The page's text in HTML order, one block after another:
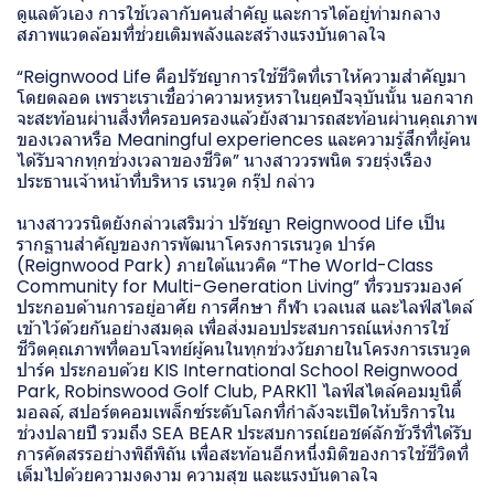
ดูแลตัวเอง การใช้เวลากับคนสำคัญ และการได้อยู่ท่ามกลาง
สภาพแวดล้อมที่ช่วยเติมพลังและสร้างแรงบันดาลใจ
“Reignwood Life คือปรัชญาการใช้ชีวิตที่เราให้ความสำคัญมา
โดยตลอด เพราะเราเชื่อว่าความหรูหราในยุคปัจจุบันนั้น นอกจาก
จะสะท้อนผ่านสิ่งที่ครอบครองแล้วยังสามารถสะท้อนผ่านคุณภาพ
ของเวลาหรือ Meaningful experiences และความรู้สึกที่ผู้คน
ได้รับจากทุกช่วงเวลาของชีวิต” นางสาววรพนิต รวยรุ่งเรือง
ประธานเจ้าหน้าที่บริหาร เรนวูด กรุ๊ป กล่าว
นางสาววรนิตยังกล่าวเสริมว่า ปรัชญา Reignwood Life เป็น
รากฐานสำคัญของการพัฒนาโครงการเรนวูด ปาร์ค
(Reignwood Park) ภายใต้แนวคิด “The World-Class
Community for Multi-Generation Living” ที่รวบรวมองค์
ประกอบด้านการอยู่อาศัย การศึกษา กีฬา เวลเนส และไลฟ์สไตล์
เข้าไว้ด้วยกันอย่างสมดุล เพื่อส่งมอบประสบการณ์แห่งการใช้
ชีวิตคุณภาพที่ตอบโจทย์ผู้คนในทุกช่วงวัยภายในโครงการเรนวูด
ปาร์ค ประกอบด้วย KIS International School Reignwood
Park, Robinswood Golf Club, PARK11 ไลฟ์สไตล์คอมมูนิตี้
มอลล์, สปอร์ตคอมเพล็กซ์ระดับโลกที่กำลังจะเปิดให้บริการใน
ช่วงปลายปี รวมถึง SEA BEAR ประสบการณ์ยอชต์ลักชัวรีที่ได้รับ
การคัดสรรอย่างพิถีพิถัน เพื่อสะท้อนอีกหนึ่งมิติของการใช้ชีวิตที่
เต็มไปด้วยความงดงาม ความสุข และแรงบันดาลใจ